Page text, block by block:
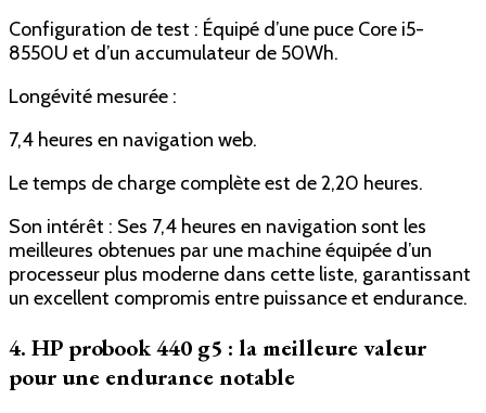
Configuration de test : Équipé d’une puce Core i5-
8550U et d’un accumulateur de 50Wh.
Longévité mesurée :
7,4 heures en navigation web.
Le temps de charge complète est de 2,20 heures.
Son intérêt : Ses 7,4 heures en navigation sont les
meilleures obtenues par une machine équipée d’un
processeur plus moderne dans cette liste, garantissant
un excellent compromis entre puissance et endurance.
4. HP probook 440 g5 : la meilleure valeur
pour une endurance notable